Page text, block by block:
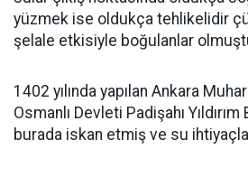
yüzmek ise oldukça tehlikelidir
şelale etkisiyle boğulanlar
1402 yılında yapılan Ankara
Osmanlı Devleti Padişahı Yıldırım
burada iskan etmiş ve su